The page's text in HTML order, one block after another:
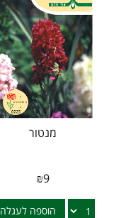
מנטור
₪9
הוספה לעגלה